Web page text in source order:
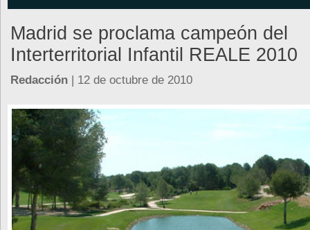
Madrid se proclama campeón del
Interterritorial Infantil REALE 2010
Redacción | 12 de octubre de 2010